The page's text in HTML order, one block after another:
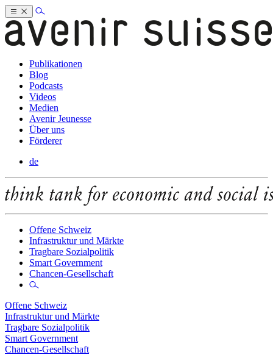
Publikationen
Blog
Podcasts
Videos
Medien
Avenir Jeunesse
Über uns
Förderer
de
Offene Schweiz
Infrastruktur und Märkte
Tragbare Sozialpolitik
Smart Government
Chancen-Gesellschaft
Offene Schweiz
Infrastruktur und Märkte
Tragbare Sozialpolitik
Smart Government
Chancen-Gesellschaft